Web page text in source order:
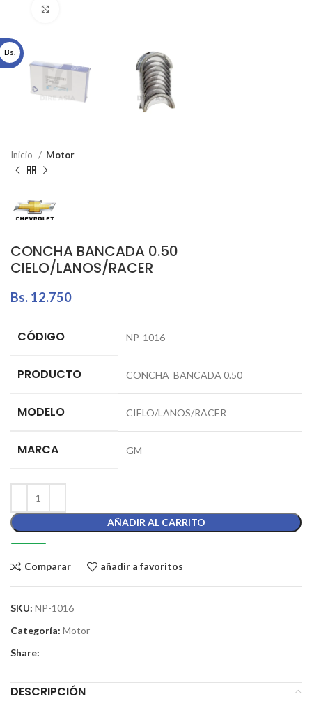
Inicio Motor
CONCHA BANCADA 0.50
CIELO/LANOS/RACER
Bs. 12.750
CÓDIGO NP-1016
PRODUCTO CONCHA BANCADA 0.50
MODELO CIELO/LANOS/RACER
MARCA GM
AÑADIR AL CARRITO
Comparar añadir a favoritos
SKU: NP-1016
Categoría: Motor
Share:
DESCRIPCIÓN
Bs.